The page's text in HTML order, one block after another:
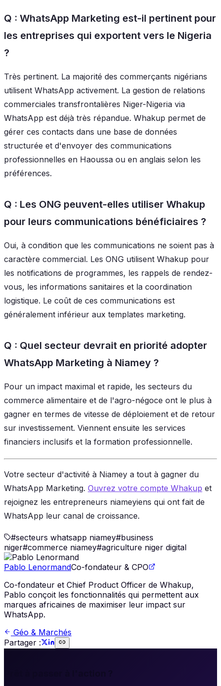
Q : WhatsApp Marketing est-il pertinent pour
les entreprises qui exportent vers le Nigeria
?
Très pertinent. La majorité des commerçants nigérians
utilisent WhatsApp activement. La gestion de relations
commerciales transfrontalières Niger-Nigeria via
WhatsApp est déjà très répandue. Whakup permet de
gérer ces contacts dans une base de données
structurée et d'envoyer des communications
professionnelles en Haoussa ou en anglais selon les
préférences.
Q : Les ONG peuvent-elles utiliser Whakup
pour leurs communications bénéficiaires ?
Oui, à condition que les communications ne soient pas à
caractère commercial. Les ONG utilisent Whakup pour
les notifications de programmes, les rappels de rendez-
vous, les informations sanitaires et la coordination
logistique. Le coût de ces communications est
généralement inférieur aux templates marketing.
Q : Quel secteur devrait en priorité adopter
WhatsApp Marketing à Niamey ?
Pour un impact maximal et rapide, les secteurs du
commerce alimentaire et de l'agro-négoce ont le plus à
gagner en termes de vitesse de déploiement et de retour
sur investissement. Viennent ensuite les services
financiers inclusifs et la formation professionnelle.
Votre secteur d'activité à Niamey a tout à gagner du
WhatsApp Marketing. Ouvrez votre compte Whakup et
rejoignez les entrepreneurs niameyiens qui ont fait de
WhatsApp leur canal de croissance.
#secteurs whatsapp niamey#business
niger#commerce niamey#agriculture niger digital
Pablo LenormandCo-fondateur & CPO
Co-fondateur et Chief Product Officer de Whakup,
Pablo conçoit les fonctionnalités qui permettent aux
marques africaines de maximiser leur impact sur
WhatsApp.
Géo & Marchés
Partager :